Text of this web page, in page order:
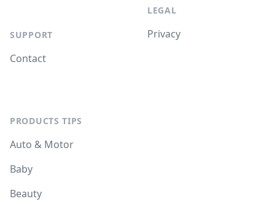
SUPPORT
Contact
LEGAL
Privacy
PRODUCTS TIPS
Auto & Motor
Baby
Beauty